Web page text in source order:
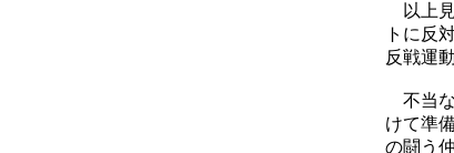
以上見
トに反
反戦運
不当な
けて準
の闘う